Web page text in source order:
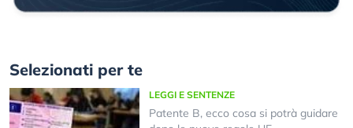
Selezionati per te
LEGGI E SENTENZE
Patente B, ecco cosa si potrà guidare